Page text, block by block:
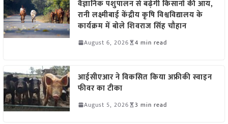
वैज्ञानिक पशुपालन से बढ़ेगी किसानों की आय,
रानी लक्ष्मीबाई केंद्रीय कृषि विश्वविद्यालय के
कार्यक्रम में बोले शिवराज सिंह चौहान
August 6, 2026 4 min read
आईसीएआर ने विकसित किया अफ्रीकी स्वाइन
फीवर का टीका
August 5, 2026 3 min read